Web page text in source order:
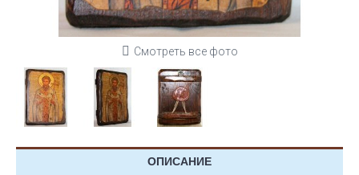
Смотреть все фото
ОПИСАНИЕ